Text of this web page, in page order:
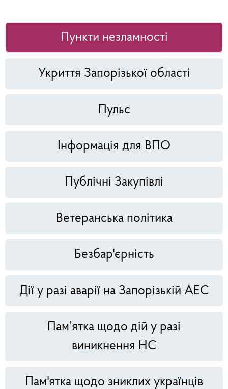
Пункти незламності
Укриття Запорізької області
Пульс
Інформація для ВПО
Публічні Закупівлі
Ветеранська політика
Безбар'єрність
Дії у разі аварії на Запорізькій АЕС
Пам’ятка щодо дій у разі
виникнення НС
Пам'ятка щодо зниклих українців